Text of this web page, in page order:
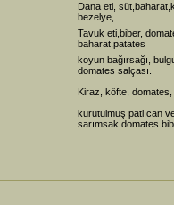
Dana eti,
bezelye,
Tavuk eti,biber,
baharat,patates
koyun bağırsağı,
domates salçası.
Kiraz, köfte,
kurutulmuş patlıcan
sarımsak.domates